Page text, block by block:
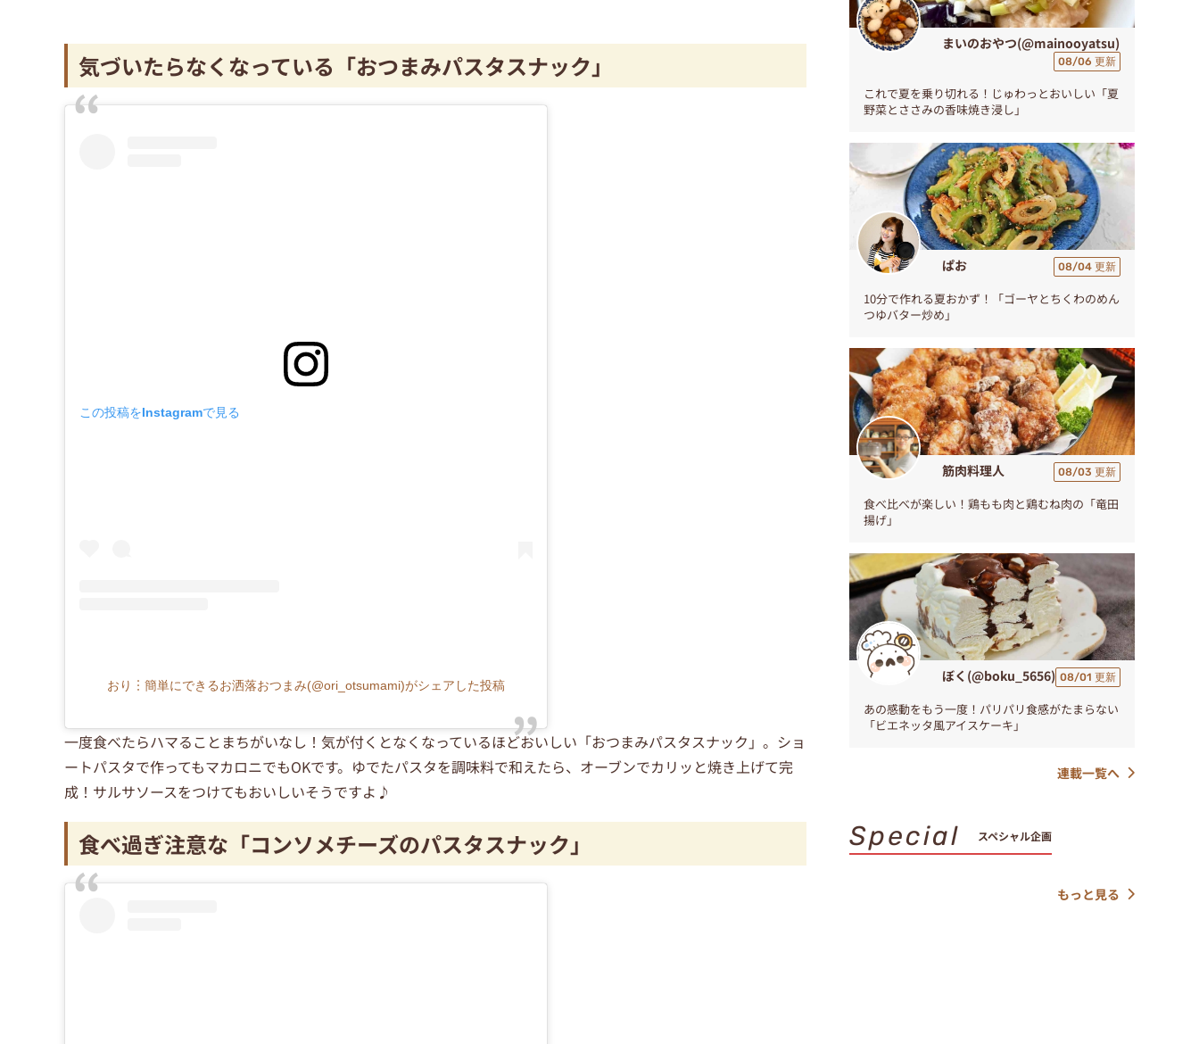
気づいたらなくなっている「おつまみパスタスナック」
この投稿をInstagramで見る
おり︙簡単にできるお洒落おつまみ(@ori_otsumami)がシェアした投稿
一度食べたらハマることまちがいなし！気が付くとなくなっているほどおいしい「おつまみパスタスナック」。ショ
ートパスタで作ってもマカロニでもOKです。ゆでたパスタを調味料で和えたら、オーブンでカリッと焼き上げて完
成！サルサソースをつけてもおいしいそうですよ♪
食べ過ぎ注意な「コンソメチーズのパスタスナック」
まいのおやつ(@mainooyatsu)
08/06 更新
これで夏を乗り切れる！じゅわっとおいしい「夏
野菜とささみの香味焼き浸し」
ぱお 08/04 更新
10分で作れる夏おかず！「ゴーヤとちくわのめん
つゆバター炒め」
筋肉料理人 08/03 更新
食べ比べが楽しい！鶏もも肉と鶏むね肉の「竜田
揚げ」
ぼく(@boku_5656) 08/01 更新
あの感動をもう一度！パリパリ食感がたまらない
「ビエネッタ風アイスケーキ」
連載一覧へ
Special スペシャル企画
もっと見る